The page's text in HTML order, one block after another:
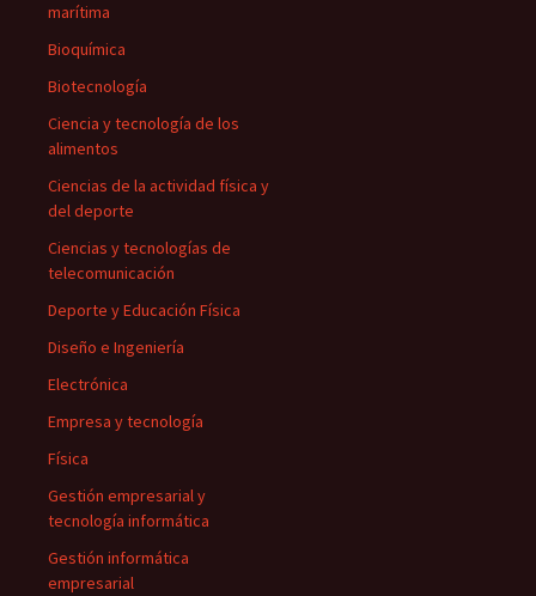
marítima
Bioquímica
Biotecnología
Ciencia y tecnología de los
alimentos
Ciencias de la actividad física y
del deporte
Ciencias y tecnologías de
telecomunicación
Deporte y Educación Física
Diseño e Ingeniería
Electrónica
Empresa y tecnología
Física
Gestión empresarial y
tecnología informática
Gestión informática
empresarial